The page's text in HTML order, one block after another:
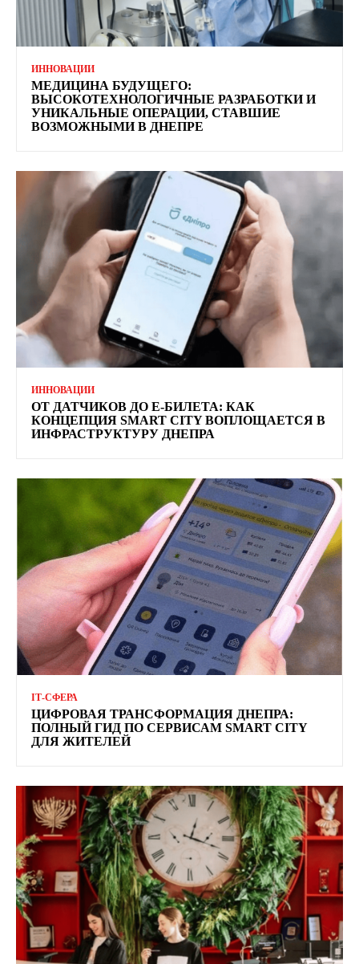
ИННОВАЦИИ
МЕДИЦИНА БУДУЩЕГО:
ВЫСОКОТЕХНОЛОГИЧНЫЕ РАЗРАБОТКИ И
УНИКАЛЬНЫЕ ОПЕРАЦИИ, СТАВШИЕ
ВОЗМОЖНЫМИ В ДНЕПРЕ
ИННОВАЦИИ
ОТ ДАТЧИКОВ ДО Е-БИЛЕТА: КАК
КОНЦЕПЦИЯ SMART CITY ВОПЛОЩАЕТСЯ В
ИНФРАСТРУКТУРУ ДНЕПРА
ІТ-СФЕРА
ЦИФРОВАЯ ТРАНСФОРМАЦИЯ ДНЕПРА:
ПОЛНЫЙ ГИД ПО СЕРВИСАМ SMART CITY
ДЛЯ ЖИТЕЛЕЙ